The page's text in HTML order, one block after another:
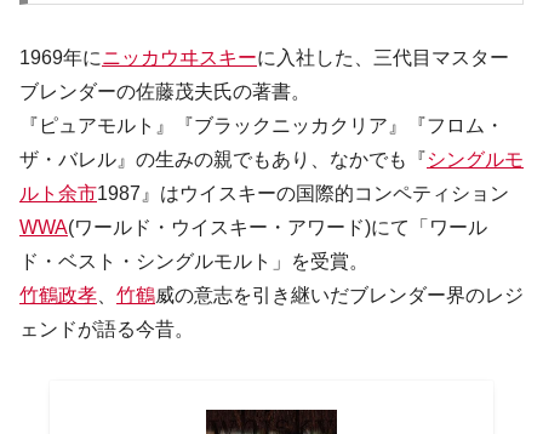
1969年にニッカウヰスキーに入社した、三代目マスター
ブレンダーの佐藤茂夫氏の著書。
『ピュアモルト』『ブラックニッカクリア』『フロム・
ザ・バレル』の生みの親でもあり、なかでも『シングルモ
ルト余市1987』はウイスキーの国際的コンペティション
WWA(ワールド・ウイスキー・アワード)にて「ワール
ド・ベスト・シングルモルト」を受賞。
竹鶴政孝
竹鶴威の意志を引き継いだブレンダー界のレジ
ェンドが語る今昔。